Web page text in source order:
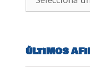
ÚLTIMOS